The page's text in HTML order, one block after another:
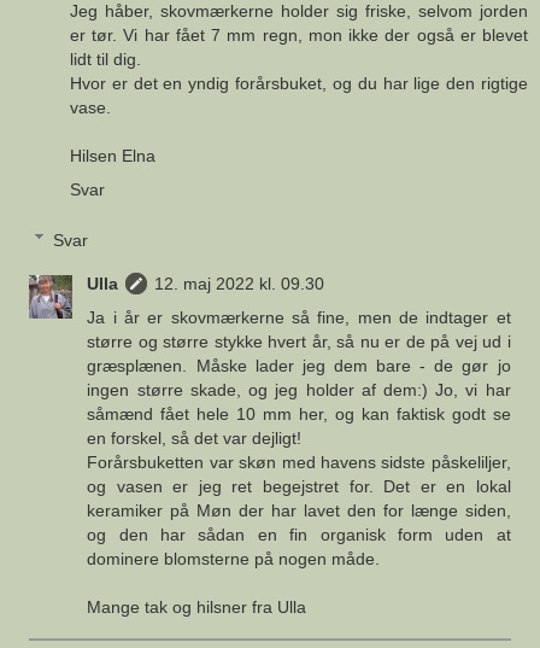
Jeg håber, skovmærkerne holder sig friske, selvom jorden
er tør. Vi har fået 7 mm regn, mon ikke der også er blevet
lidt til dig.
Hvor er det en yndig forårsbuket, og du har lige den rigtige
vase.
Hilsen Elna
Svar
Svar
Ulla
12. maj 2022 kl. 09.30
Ja i år er skovmærkerne så fine, men de indtager et
større og større stykke hvert år, så nu er de på vej ud i
græsplænen. Måske lader jeg dem bare - de gør jo
ingen større skade, og jeg holder af dem:) Jo, vi har
såmænd fået hele 10 mm her, og kan faktisk godt se
en forskel, så det var dejligt!
Forårsbuketten var skøn med havens sidste påskeliljer,
og vasen er jeg ret begejstret for. Det er en lokal
keramiker på Møn der har lavet den for længe siden,
og den har sådan en fin organisk form uden at
dominere blomsterne på nogen måde.
Mange tak og hilsner fra Ulla